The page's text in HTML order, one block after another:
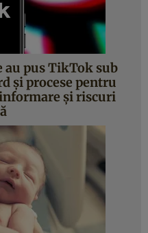
au pus TikTok sub
și procese pentru
și riscuri